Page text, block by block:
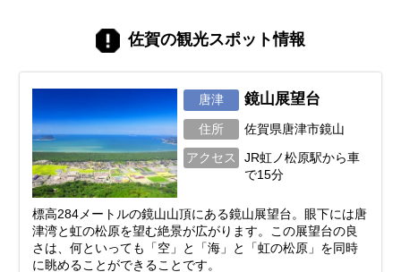
佐賀の観光スポット情報
唐津 鏡山展望台
住所 佐賀県唐津市鏡山
アクセス
JR虹ノ松原駅から車
で15分
標高284メートルの鏡山山頂にある鏡山展望台。眼下には唐
津湾と虹の松原を望む絶景が広がります。この展望台の良
さは、何といっても「空」と「海」と「虹の松原」を同時
に眺めることができることです。